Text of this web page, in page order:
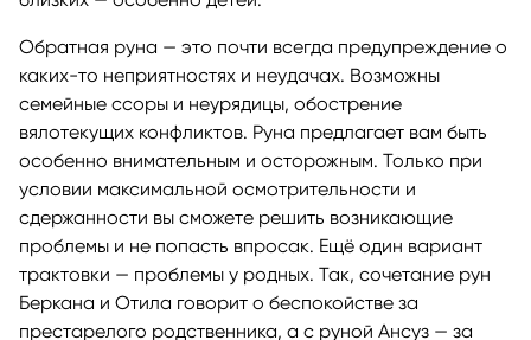
Обратная руна — это почти всегда предупреждение о
каких-то неприятностях и неудачах. Возможны
семейные ссоры и неурядицы, обострение
вялотекущих конфликтов. Руна предлагает вам быть
особенно внимательным и осторожным. Только при
условии максимальной осмотрительности и
сдержанности вы сможете решить возникающие
проблемы и не попасть впросак. Ещё один вариант
трактовки — проблемы у родных. Так, сочетание рун
Беркана и Отила говорит о беспокойстве за
престарелого родственника, а с руной Ансуз — за